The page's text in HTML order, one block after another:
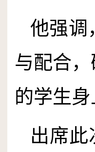
他强调
与配合
的学生
出席